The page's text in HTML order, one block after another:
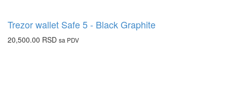
Trezor wallet Safe 5 - Black Graphite
20,500.00 RSD sa PDV